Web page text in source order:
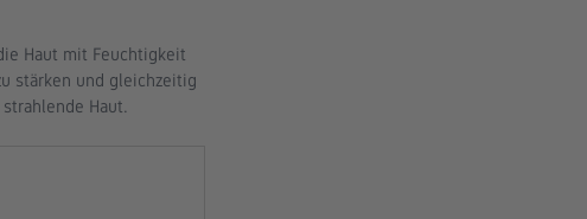
Haut mit Feuchtigkeit
stärken und gleichzeitig
Haut.